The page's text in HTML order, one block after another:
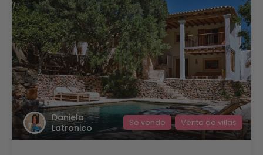
Daniela
Latronico
Se vende Venta de villas